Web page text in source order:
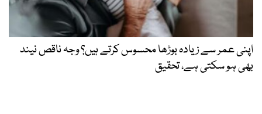
اپنی عمر سے زیادہ بوڑھا محسوس کرتے ہیں؟ وجہ ناقص نیند
بھی ہو سکتی ہے، تحقیق